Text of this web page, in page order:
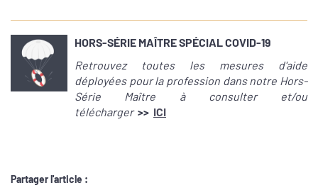
HORS-SÉRIE MAÎTRE SPÉCIAL COVID-19
Retrouvez toutes les mesures d'aide
déployées pour la profession dans notre Hors-
Série Maître à consulter et/ou
télécharger >> ICI
Partager l'article :